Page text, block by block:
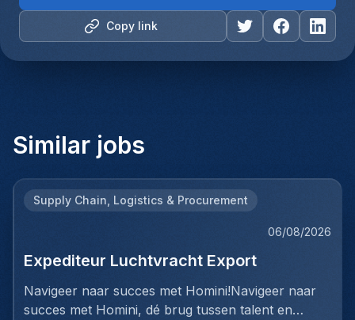
Copy link
Similar jobs
Supply Chain, Logistics & Procurement
06/08/2026
Expediteur Luchtvracht Export
Navigeer naar succes met Homini!Navigeer naar
succes met Homini, dé brug tussen talent en